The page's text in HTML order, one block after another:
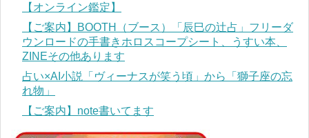
【オンライン鑑定】
【ご案内】BOOTH（ブース）「辰巳の辻占」フリーダ
ウンロードの手書きホロスコープシート、うすい本、
ZINEその他あります
占い×AI小説「ヴィーナスが笑う頃」から「獅子座の忘
れ物」
【ご案内】note書いてます